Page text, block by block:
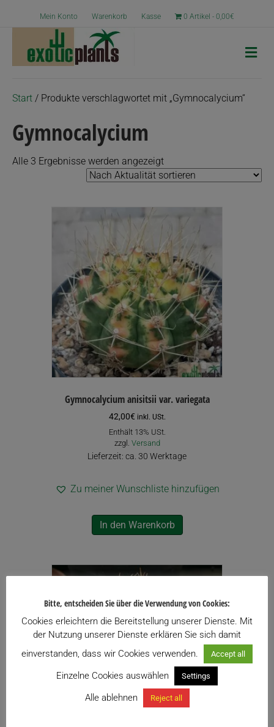
Mein Konto Warenkorb Kasse 0 Artikel 0,00€
N
a
Start / Produkte verschlagwortet mit „Gymnocalycium“
Gymnocalycium
Alle 3 Ergebnisse werden angezeigtNach
Aktualität
Gymnocalycium anisitsii var. variegata
42,00€ inkl. USt.
Enthält 13% USt.
zzgl. Versand
Lieferzeit: ca. 30 Werktage
Zu meiner Wunschliste hinzufügen
In den Warenkorb
Bitte, entscheiden Sie über die Verwendung von Cookies:
Cookies erleichtern die Bereitstellung unserer Dienste. Mit
der Nutzung unserer Dienste erklären Sie sich damit
einverstanden, dass wir Cookies verwenden.
Accept all
Einzelne Cookies auswählen Settings
Alle ablehnen Reject all